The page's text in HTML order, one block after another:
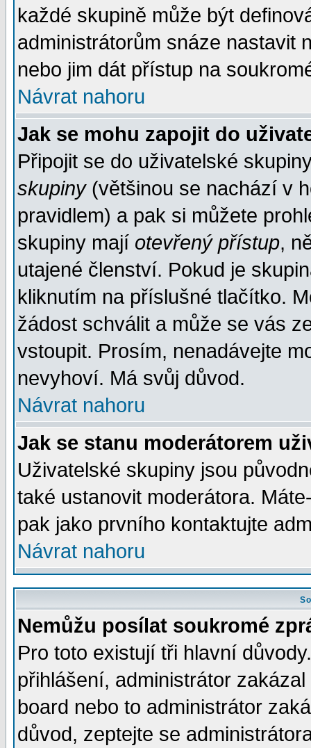
každé skupině může být
administrátorům snáze nastavit
nebo jim dát přístup na
Návrat nahoru
Jak se mohu zapojit do
Připojit se do uživatelské
skupiny(většinou se nachází v
pravidlem) a pak si můžete
skupiny mají otevřený přístup,
utajené členství. Pokud je
kliknutím na příslušné tlačítko.
žádost schválit a může se vás
vstoupit. Prosím, nenadávejte
nevyhoví. Má svůj důvod.
Návrat nahoru
Jak se stanu moderátorem
Uživatelské skupiny jsou
také ustanovit moderátora.
pak jako prvního kontaktujte
Návrat nahoru
Nemůžu posílat soukromé
Pro toto existují tři hlavní
přihlášení, administrátor
board nebo to administrátor
důvod, zeptejte se